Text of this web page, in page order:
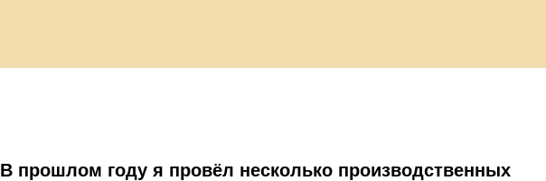
В прошлом году я провёл несколько производственных